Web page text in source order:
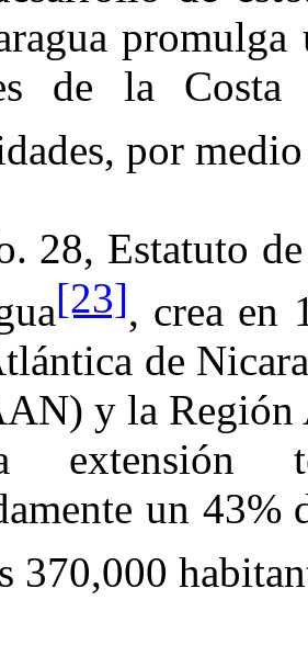
de la Costa
por
28, Estatuto
[23], crea en
de
y la Región
extensión
un
370,000